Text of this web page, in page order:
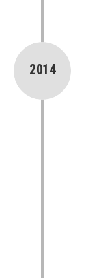
2014